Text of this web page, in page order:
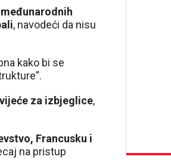
, navodeći da nisu
kako bi se
za izbjeglice,
Francusku i
na pristup